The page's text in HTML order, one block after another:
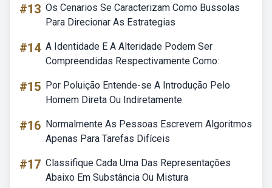
#13 Os Cenarios Se Caracterizam Como Bussolas
Para Direcionar As Estrategias
#14 A Identidade E A Alteridade Podem Ser
Compreendidas Respectivamente Como:
#15 Por Poluição Entende-se A Introdução Pelo
Homem Direta Ou Indiretamente
#16 Normalmente As Pessoas Escrevem Algoritmos
Apenas Para Tarefas Difíceis
#17 Classifique Cada Uma Das Representações
Abaixo Em Substância Ou Mistura